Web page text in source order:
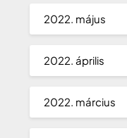
2022. május
2022. április
2022. március